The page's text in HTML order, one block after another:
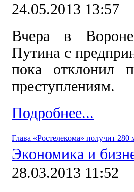
24.05.2013 13:57
Вчера в
Путина с
пока отклонил
преступлениям.
Подробнее...
Глава «Ростелекома» получит
Экономика и
28.03.2013 11:52